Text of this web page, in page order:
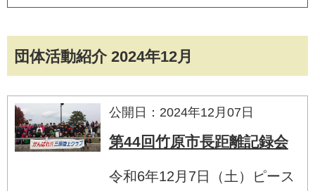
団体活動紹介 2024年12月
公開日：2024年12月07日
第44回竹原市長距離記録会
令和6年12月7日（土）ピース